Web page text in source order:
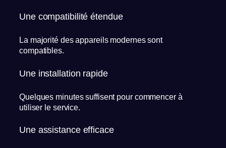
Une compatibilité étendue
La majorité des appareils modernes sont
compatibles.
Une installation rapide
Quelques minutes suffisent pour commencer à
utiliser le service.
Une assistance efficace